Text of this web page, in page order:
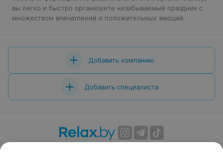
вы легко и быстро организуете незабываемый праздник с
множеством впечатлений и положительных эмоций.
Добавить компанию
Добавить специалиста